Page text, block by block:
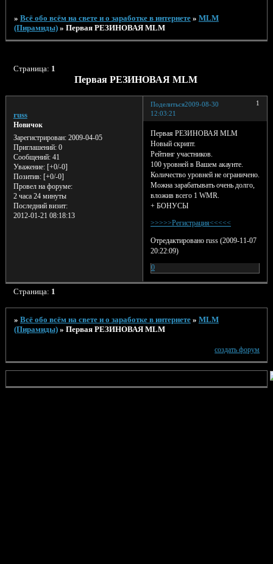
» Всё обо всём на свете и о заработке в интернете » MLM
(Пирамиды) » Первая РЕЗИНОВАЯ MLM
Первая РЕЗИНОВАЯ MLM
Страница: 1
Поделиться 1
2009-08-30
12:03:21
russ
Новичок
Зарегистрирован: 2009-04-05
Приглашений:0
Сообщений:41
Уважение: [+0/-0]
Позитив: [+0/-0]
Провел на форуме:
2 часа 24 минуты
Последний визит:
2012-01-21 08:18:13
Первая РЕЗИНОВАЯ MLM
Новый скрипт.
Рейтинг участников.
100 уровней в Вашем акаунте.
Количество уровней не ограничено.
Можна зарабатывать очень долго,
вложив всего 1 WMR.
+ БОНУСЫ
>>>>>Регистрация<<<<<
Отредактировано russ (2009-11-07
20:22:09)
0
Страница: 1
» Всё обо всём на свете и о заработке в интернете » MLM
(Пирамиды) » Первая РЕЗИНОВАЯ MLM
создать форум